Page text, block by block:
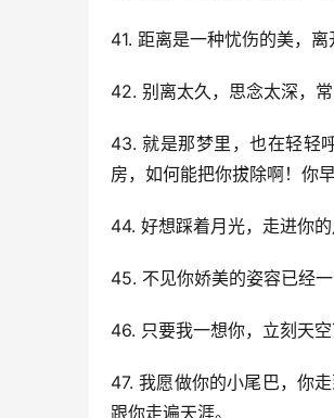
41. 距离是一种忧伤的美，
42. 别离太久，思念太深，
43. 就是那梦里，也在轻轻
房，如何能把你拔除啊！你
44. 好想踩着月光，走进你
45. 不见你娇美的姿容已经
46. 只要我一想你，立刻天
47. 我愿做你的小尾巴，你
跟你走遍天涯。